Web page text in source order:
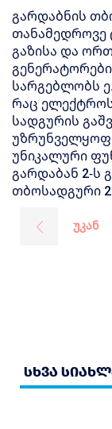
გარდაბნის
თანამედროვე
გაზისა და
სარგებლობს
რაც
სადგურის
უნიკალური
გარდაბან 2-ს
თბოსადგური
უკან
სხვა